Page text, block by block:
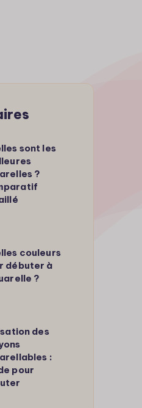
sont les
?
couleurs
débuter à
?
des
:
pour